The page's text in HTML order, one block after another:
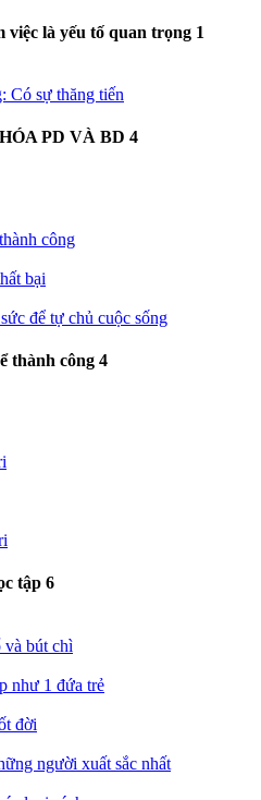
là yếu tố quan trọng 1
Có sự thăng tiến
PD VÀ BD 4
công
bại
để tự chủ cuộc sống
thành công 4
tập 6
và bút chì
như 1 đứa trẻ
đời
người xuất sắc nhất